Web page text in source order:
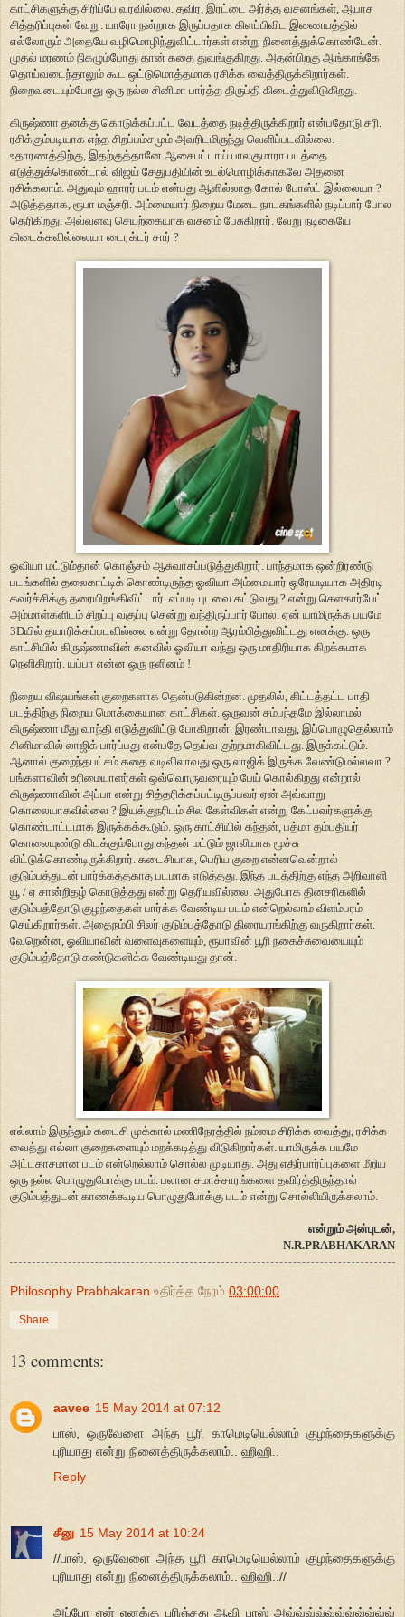
காட்சிகளுக்கு சிரிப்பே வரவில்லை. தவிர, இரட்டை அர்த்த வசனங்கள், ஆபாச
சித்தரிப்புகள் வேறு. யாரோ நன்றாக இருப்பதாக கிளப்பிவிட இணையத்தில்
எல்லோரும் அதையே வழிமொழிந்துவிட்டார்கள் என்று நினைத்துக்கொண்டேன்.
முதல் மரணம் நிகழும்போது தான் கதை துவங்குகிறது. அதன்பிறகு ஆங்காங்கே
தொய்வடைந்தாலும் கூட ஒட்டுமொத்தமாக ரசிக்க வைத்திருக்கிறார்கள்.
நிறைவடையும்போது ஒரு நல்ல சினிமா பார்த்த திருப்தி கிடைத்துவிடுகிறது.
கிருஷ்ணா தனக்கு கொடுக்கப்பட்ட வேடத்தை நடித்திருக்கிறார் என்பதோடு சரி.
ரசிக்கும்படியாக எந்த சிறப்பம்சமும் அவரிடமிருந்து வெளிப்படவில்லை.
உதாரணத்திற்கு, இதற்குத்தானே ஆசைபட்டாய் பாலகுமாரா படத்தை
எடுத்துக்கொண்டால் விஜய் சேதுபதியின் உடல்மொழிக்காகவே அதனை
ரசிக்கலாம். அதுவும் ஹாரர் படம் என்பது ஆளில்லாத கோல் போஸ்ட் இல்லையா ?
அடுத்ததாக, ரூபா மஞ்சரி. அம்மையார் நிறைய மேடை நாடகங்களில் நடிப்பார் போல
தெரிகிறது. அவ்வளவு செயற்கையாக வசனம் பேசுகிறார். வேறு நடிகையே
கிடைக்கவில்லையா டைரக்டர் சார் ?
ஓவியா மட்டும்தான் கொஞ்சம் ஆசுவாசப்படுத்துகிறார். பாந்தமாக ஒன்றிரண்டு
படங்களில் தலைகாட்டிக் கொண்டிருந்த ஓவியா அம்மையார் ஒரேயடியாக அதிரடி
கவர்ச்சிக்கு தரையிறங்கிவிட்டார். எப்படி புடவை கட்டுவது ? என்று செளகார்பேட்
அம்மாள்களிடம் சிறப்பு வகுப்பு சென்று வந்திருப்பார் போல. ஏன் யாமிருக்க பயமே
3Dயில் தயாரிக்கப்படவில்லை என்று தோன்ற ஆரம்பித்துவிட்டது எனக்கு. ஒரு
காட்சியில் கிருஷ்ணாவின் கனவில் ஓவியா வந்து ஒரு மாதிரியாக கிறக்கமாக
நெளிகிறார். யப்பா என்ன ஒரு நளினம் !
நிறைய விஷயங்கள் குறைகளாக தென்படுகின்றன. முதலில், கிட்டத்தட்ட பாதி
படத்திற்கு நிறைய மொக்கையான காட்சிகள். ஒருவன் சம்பந்தமே இல்லாமல்
கிருஷ்ணா மீது வாந்தி எடுத்துவிட்டு போகிறான். இரண்டாவது, இப்பொழுதெல்லாம்
சினிமாவில் லாஜிக் பார்ப்பது என்பதே தெய்வ குற்றமாகிவிட்டது. இருக்கட்டும்.
ஆனால் குறைந்தபட்சம் கதை வடிவிலாவது ஒரு லாஜிக் இருக்க வேண்டுமல்லவா ?
பங்களாவின் உரிமையாளர்கள் ஒவ்வொருவரையும் பேய் கொல்கிறது என்றால்
கிருஷ்ணாவின் அப்பா என்று சித்தரிக்கப்பட்டிருப்பவர் ஏன் அவ்வாறு
கொலையாகவில்லை ? இயக்குநரிடம் சில கேள்விகள் என்று கேட்பவர்களுக்கு
கொண்டாட்டமாக இருக்கக்கூடும். ஒரு காட்சியில் கந்தன், பத்மா தம்பதியர்
கொலையுண்டு கிடக்கும்போது கந்தன் மட்டும் ஜாலியாக மூச்சு
விட்டுக்கொண்டிருக்கிறார். கடைசியாக, பெரிய குறை என்னவென்றால்
குடும்பத்துடன் பார்க்கத்தகாத படமாக எடுத்தது. இந்த படத்திற்கு எந்த அறிவாளி
யூ / ஏ சான்றிதழ் கொடுத்தது என்று தெரியவில்லை. அதுபோக தினசரிகளில்
குடும்பத்தோடு குழந்தைகள் பார்க்க வேண்டிய படம் என்றெல்லாம் விளம்பரம்
செய்கிறார்கள். அதைநம்பி சிலர் குடும்பத்தோடு திரையரங்கிற்கு வருகிறார்கள்.
வேறென்ன, ஓவியாவின் வளைவுகளையும், ரூபாவின் பூரி நகைச்சுவையையும்
குடும்பத்தோடு கண்டுகளிக்க வேண்டியது தான்.
எல்லாம் இருந்தும் கடைசி முக்கால் மணிநேரத்தில் நம்மை சிரிக்க வைத்து, ரசிக்க
வைத்து எல்லா குறைகளையும் மறக்கடித்து விடுகிறார்கள். யாமிருக்க பயமே
அட்டகாசமான படம் என்றெல்லாம் சொல்ல முடியாது. அது எதிர்பார்ப்புகளை மீறிய
ஒரு நல்ல பொழுதுபோக்கு படம். பலான சமாச்சாரங்களை தவிர்த்திருந்தால்
குடும்பத்துடன் காணக்கூடிய பொழுதுபோக்கு படம் என்று சொல்லியிருக்கலாம்.
என்றும் அன்புடன்,
N.R.PRABHAKARAN
Philosophy Prabhakaran உதிர்த்த நேரம் 03:00:00
Share
13 comments:
aavee 15 May 2014 at 07:12
பாஸ், ஒருவேளை அந்த பூரி காமெடியெல்லாம் குழந்தைகளுக்கு
புரியாது என்று நினைத்திருக்கலாம்.. ஹிஹி..
Reply
சீனு 15 May 2014 at 10:24
//பாஸ், ஒருவேளை அந்த பூரி காமெடியெல்லாம் குழந்தைகளுக்கு
புரியாது என்று நினைத்திருக்கலாம்.. ஹிஹி..//
அப்போ ஏன் எனக்கு புரிஞ்சது ஆவி பாஸ் அவ்வ்வ்வ்வ்வ்வ்வ்வ்வ்வ்